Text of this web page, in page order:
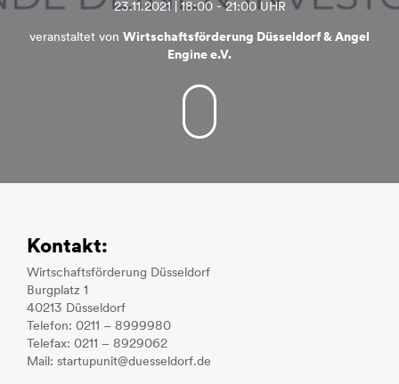
23.11.2021 | 18:00 - 21:00 UHR
veranstaltet von Wirtschaftsförderung Düsseldorf & Angel
Engine e.V.
Kontakt:
Wirtschaftsförderung Düsseldorf
Burgplatz 1
40213 Düsseldorf
Telefon: 0211 – 8999980
Telefax: 0211 – 8929062
Mail: startupunit@duesseldorf.de